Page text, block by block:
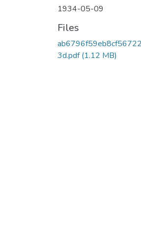
1934-05-09
Files
3d.pdf(1.12 MB)